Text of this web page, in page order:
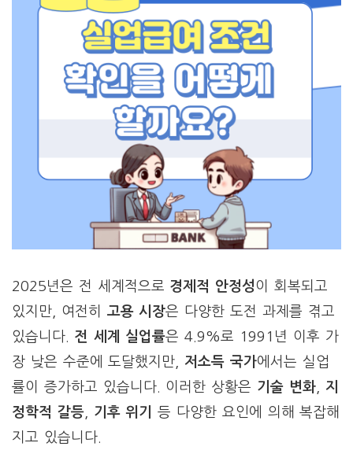
2025년은 전 세계적으로 경제적 안정성이 회복되고
있지만, 여전히 고용 시장은 다양한 도전 과제를 겪고
있습니다. 전 세계 실업률은 4.9%로 1991년 이후 가
장 낮은 수준에 도달했지만, 저소득 국가에서는 실업
률이 증가하고 있습니다. 이러한 상황은 기술 변화, 지
정학적 갈등, 기후 위기
등 다양한 요인에 의해 복잡해
지고 있습니다.